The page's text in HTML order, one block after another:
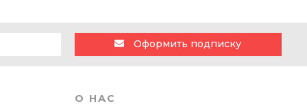
Оформить подписку
О НАС